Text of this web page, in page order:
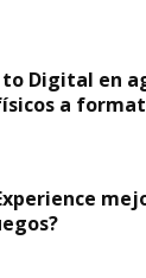
to Digital en
a